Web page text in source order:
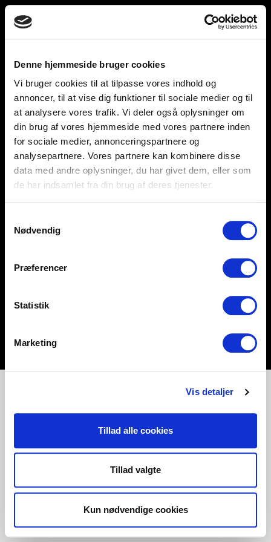
Denne hjemmeside bruger cookies
Vi bruger cookies til at tilpasse vores indhold og
annoncer, til at vise dig funktioner til sociale medier og til
at analysere vores trafik. Vi deler også oplysninger om
din brug af vores hjemmeside med vores partnere inden
for sociale medier, annonceringspartnere og
analysepartnere. Vores partnere kan kombinere disse
data med andre oplysninger, du har givet dem, eller som
de har indsamlet fra din brug af deres tjenester.
Nødvendig
Præferencer
Statistik
Marketing
Vis detaljer
Tillad alle cookies
Tillad valgte
Kun nødvendige cookies
Toggle
navigation
unnu
Help and support
Retailers
Browse for inspiration
SØREN FRICHS VEJ 52, 8230 AABYHØJ
+4586997400
INFO@UNNU.NU